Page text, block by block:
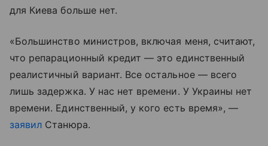
для Киева больше нет.
«Большинство министров, включая меня, считают,
что репарационный кредит — это единственный
реалистичный вариант. Все остальное — всего
лишь задержка. У нас нет времени. У Украины нет
времени. Единственный, у кого есть время», —
заявил Станюра.